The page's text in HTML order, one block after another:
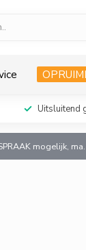
Uitsluitend
mogelijk,